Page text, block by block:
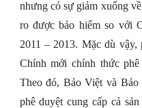
nhưng có sự giảm xuống
ro được bảo hiểm so với
2011 – 2013. Mặc dù
Chính mới chính thức
Theo đó, Bảo Việt và
phê duyệt cung cấp cả